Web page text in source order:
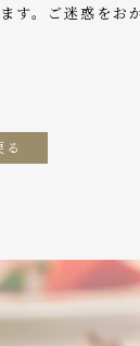
。ご迷惑をお
る